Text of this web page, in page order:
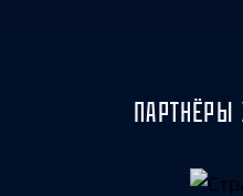
ПАРТНЁРЫ